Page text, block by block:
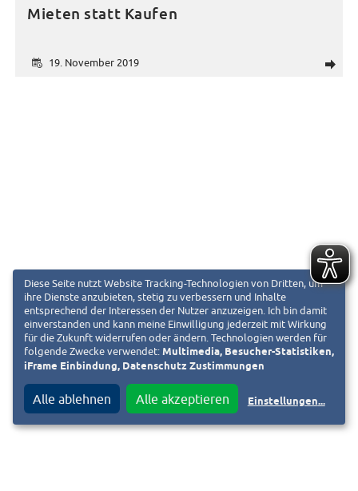
d
19. November 2019
Mieten statt Kaufen
Diese Seite nutzt Website Tracking-Technologien von Dritten, um
ihre Dienste anzubieten, stetig zu verbessern und Inhalte
entsprechend der Interessen der Nutzer anzuzeigen. Ich bin damit
einverstanden und kann meine Einwilligung jederzeit mit Wirkung
für die Zukunft widerrufen oder ändern. Technologien werden für
folgende Zwecke verwendet: Multimedia, Besucher-Statistiken,
iFrame Einbindung, Datenschutz Zustimmungen
Alle ablehnen Alle akzeptieren Einstellungen...